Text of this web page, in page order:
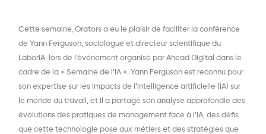
Cette semaine, Orators a eu le plaisir de faciliter la conférence
de Yann Ferguson, sociologue et directeur scientifique du
LaborIA, lors de l’événement organisé par Ahead Digital dans le
cadre de la « Semaine de l’IA ». Yann Ferguson est reconnu pour
son expertise sur les impacts de l’intelligence artificielle (IA) sur
le monde du travail, et il a partagé son analyse approfondie des
évolutions des pratiques de management face à l’IA, des défis
que cette technologie pose aux métiers et des stratégies que